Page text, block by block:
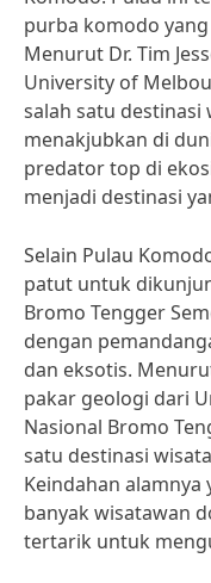
purba komodo
Menurut Dr. Tim
University of
salah satu destinasi
menakjubkan di
predator top di
menjadi destinasi
Selain Pulau
patut untuk
Bromo Tengger
dengan
dan eksotis.
pakar geologi dari
Nasional Bromo
satu destinasi
Keindahan
banyak wisatawan
tertarik untuk